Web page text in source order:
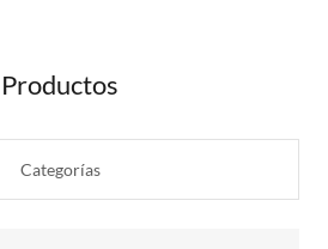
Productos
Categorías